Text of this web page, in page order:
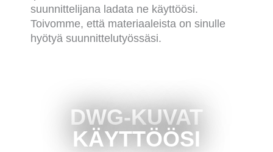
suunnittelijana ladata ne käyttöösi.
Toivomme, että materiaaleista on sinulle
hyötyä suunnittelutyössäsi.
DWG-KUVAT
KÄYTTÖÖSI